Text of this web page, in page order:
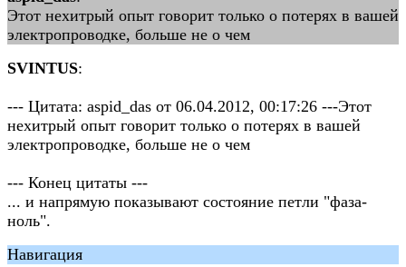
Этот нехитрый опыт говорит только о потерях в вашей
электропроводке, больше не о чем
SVINTUS:
--- Цитата: aspid_das от 06.04.2012, 00:17:26 ---Этот
нехитрый опыт говорит только о потерях в вашей
электропроводке, больше не о чем
--- Конец цитаты ---
... и напрямую показывают состояние петли "фаза-
ноль".
Навигация